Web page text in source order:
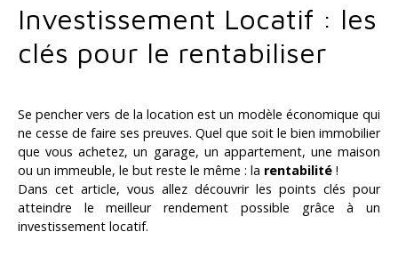
Investissement Locatif : les
clés pour le rentabiliser
Se pencher vers de la location est un modèle économique qui
ne cesse de faire ses preuves. Quel que soit le bien immobilier
que vous achetez, un garage, un appartement, une maison
ou un immeuble, le but reste le même : la rentabilité !
Dans cet article, vous allez découvrir les points clés pour
atteindre le meilleur rendement possible grâce à un
investissement locatif.